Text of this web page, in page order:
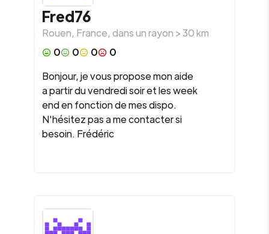
Fred76
Rouen, France, dans un rayon >30km
0
0 0
0
Bonjour, je vous propose mon aide
a partir du vendredi soir et les week
end en fonction de mes dispo.
N'hésitez pas a me contacter si
besoin. Frédéric